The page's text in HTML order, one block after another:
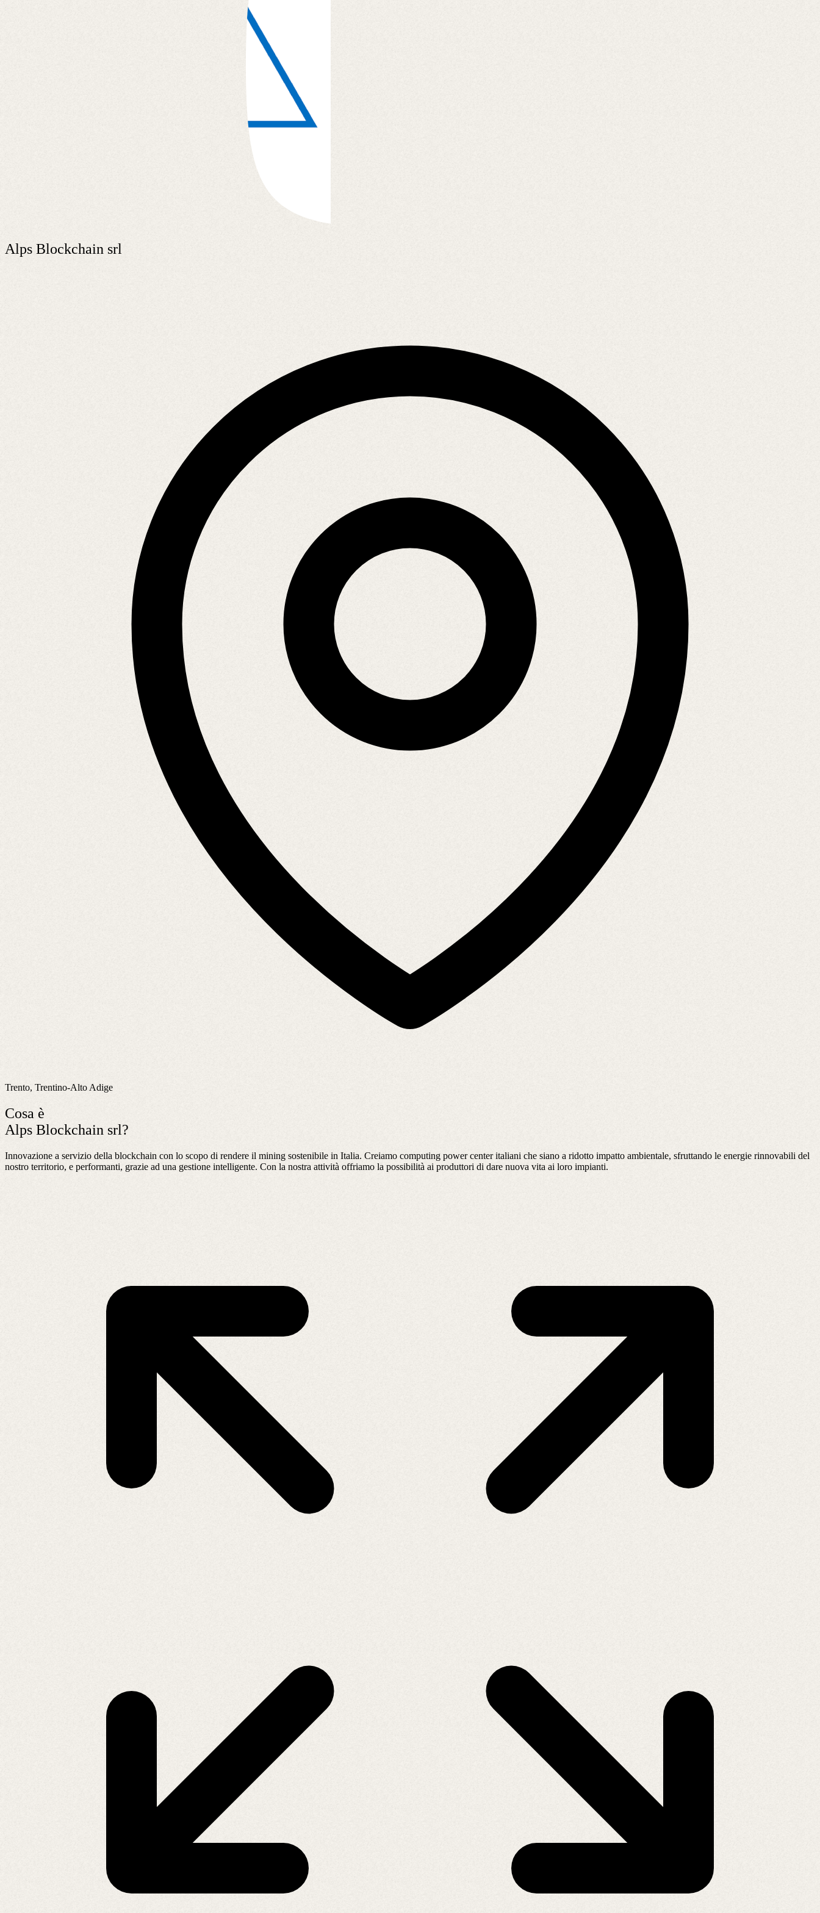
Alps Blockchain srl
Trento, Trentino-Alto Adige
Cosa è
Alps Blockchain srl?
Innovazione a servizio della blockchain con lo scopo di rendere il mining sostenibile in Italia. Creiamo computing power center italiani che siano a ridotto impatto ambientale, sfruttando le energie rinnovabili del
nostro territorio, e performanti, grazie ad una gestione intelligente. Con la nostra attività offriamo la possibilità ai produttori di dare nuova vita ai loro impianti.